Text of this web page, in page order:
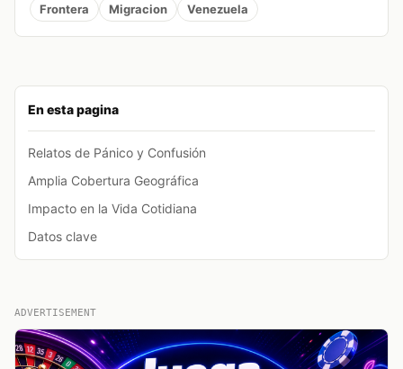
En esta pagina
Relatos de Pánico y Confusión
Amplia Cobertura Geográfica
Impacto en la Vida Cotidiana
Datos clave
Frontera Migracion Venezuela
ADVERTISEMENT